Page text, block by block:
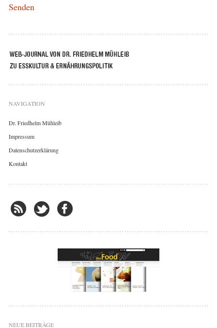
NAVIGATION
Dr. Friedhelm Mühleib
Impressum
Datenschutzerklärung
Kontakt
NEUE BEITRÄGE